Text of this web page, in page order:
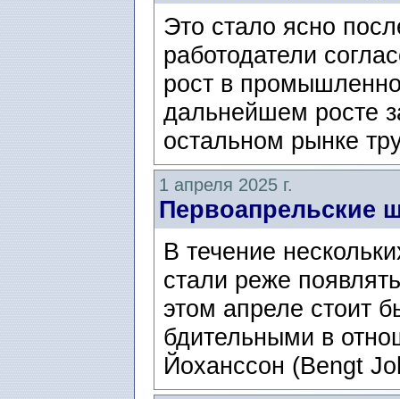
Это стало ясно
работодатели
рост в
дальнейшем росте
остальном рынке
1 апреля 2025 г.
Первоапрельские
В течение
стали реже
этом апреле стоит
бдительными в
Йоханссон (Bengt